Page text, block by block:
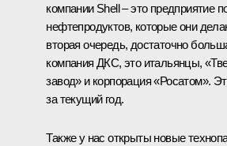
компании Shell – это предприятие
нефтепродуктов, которые они
вторая очередь, достаточно
компания ДКС, это итальянцы,
завод» и корпорация «Росатом».
за текущий год.
Также у нас открыты новые